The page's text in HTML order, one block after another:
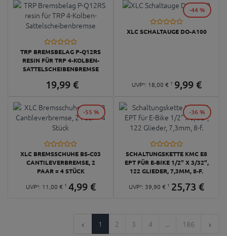
TRP BREMSBELAG P-Q12RS
RESIN FÜR TRP 4-KOLBEN-
SATTELSCHEIBENBREMSE
19,99€
XLC SCHALTAUGE DO-A100
UVP¹: 18, 00 € 1 9,99 €
-44 %
XLC BREMSSCHUHE BS-C03
CANTILEVERBREMSE, 2
PAAR = 4 STÜCK
UVP¹: 11, 00 € 1 4,99 €
-55 %
SCHALTUNGSKETTE KMC E8
EPT FÜR E-BIKE 1/2" X 3/32",
122 GLIEDER, 7,3MM, 8-F.
UVP¹: 39, 90 € 1 25,73 €
-36 %
1 2 3 4 ... 186